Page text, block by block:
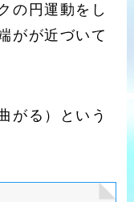
の円運動をし
がが近づいて
がる）という